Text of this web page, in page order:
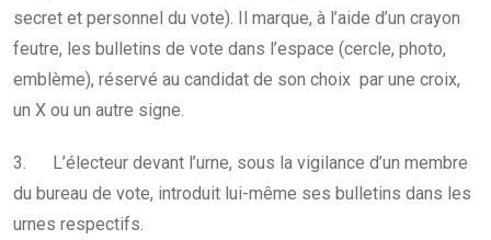
secret et personnel du vote). Il marque, à l’aide d’un crayon
feutre, les bulletins de vote dans l’espace (cercle, photo,
emblème), réservé au candidat de son choix par une croix,
un X ou un autre signe.
3. L’électeur devant l’urne, sous la vigilance d’un membre
du bureau de vote, introduit lui-même ses bulletins dans les
urnes respectifs.